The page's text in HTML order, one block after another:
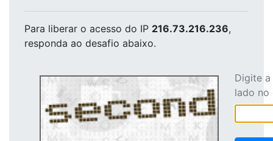
Para liberar o acesso do IP 216.73.216.236,
responda ao desafio abaixo.
Digite
lado no